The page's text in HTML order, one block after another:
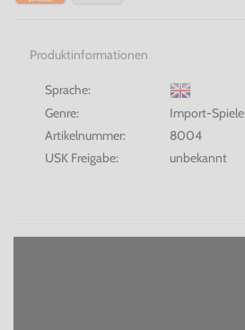
Produktinformationen
Sprache:
Genre:
Import-Spiele
Artikelnummer:
8004
USK Freigabe:
unbekannt